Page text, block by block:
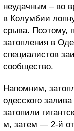
неудачным – во
в Колумбии
срыва. Поэтому,
затопления в
специалистов
сообщество.
Напомним,
одесского
затопили
м, затем — 2-й